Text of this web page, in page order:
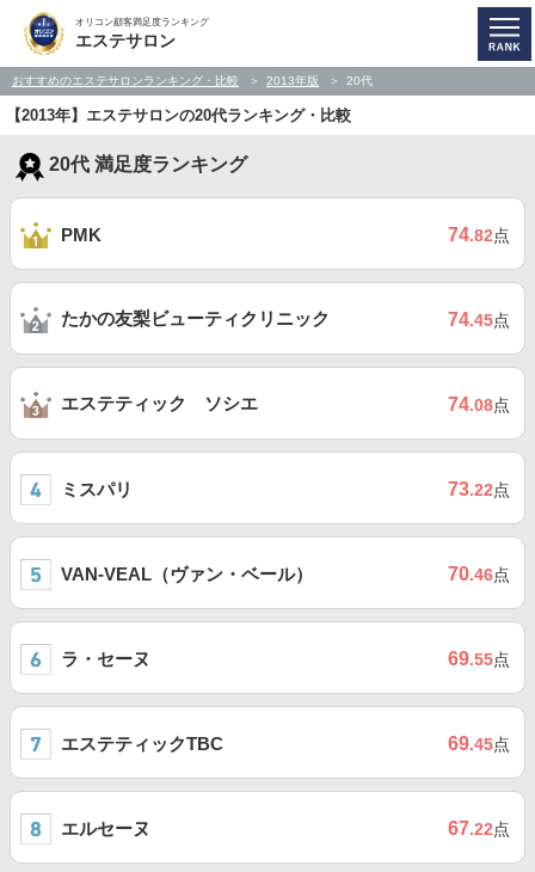
オリコン顧客満足度ランキング
エステサロン
おすすめのエステサロンランキング・比較 2013年版 20代
【2013年】エステサロンの20代ランキング・比較
20代 満足度ランキング
PMK 74.82点
たかの友梨ビューティクリニック 74.45点
エステティック ソシエ 74.08点
ミスパリ 73.22点
VAN-VEAL（ヴァン・ベール） 70.46点
ラ・セーヌ 69.55点
エステティックTBC 69.45点
エルセーヌ 67.22点